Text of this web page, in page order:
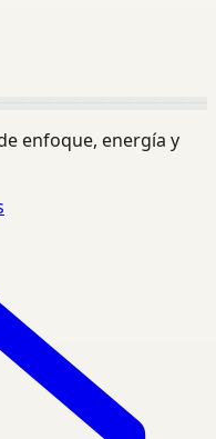
enfoque, energía y